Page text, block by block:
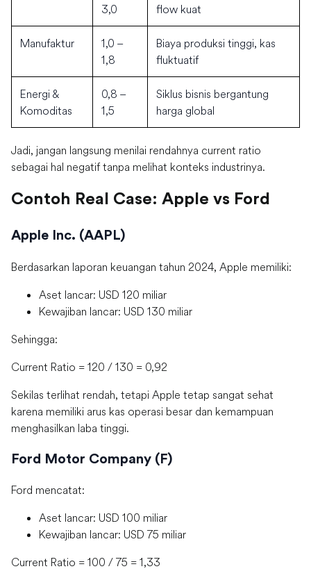
3,0 flow kuat
Manufaktur
1,0 –
1,8
Biaya produksi tinggi, kas
fluktuatif
Energi &
Komoditas
0,8 –
1,5
Siklus bisnis bergantung
harga global
Jadi, jangan langsung menilai rendahnya current ratio
sebagai hal negatif tanpa melihat konteks industrinya.
Contoh Real Case: Apple vs Ford
Apple Inc. (AAPL)
Berdasarkan laporan keuangan tahun 2024, Apple memiliki:
Aset lancar: USD 120 miliar
Kewajiban lancar: USD 130 miliar
Sehingga:
Current Ratio = 120 / 130 = 0,92
Sekilas terlihat rendah, tetapi Apple tetap sangat sehat
karena memiliki arus kas operasi besar dan kemampuan
menghasilkan laba tinggi.
Ford Motor Company (F)
Ford mencatat:
Aset lancar: USD 100 miliar
Kewajiban lancar: USD 75 miliar
Current Ratio = 100 / 75 = 1,33